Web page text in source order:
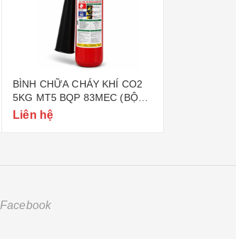
BÌNH CHỮA CHÁY KHÍ CO2
5KG MT5 BQP 83MEC (BỘ
QUỐC PHÒNG)
Liên hệ
Facebook